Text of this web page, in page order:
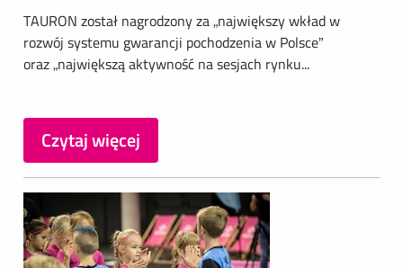
TAURON został nagrodzony za „największy wkład w
rozwój systemu gwarancji pochodzenia w Polsce”
oraz „największą aktywność na sesjach rynku...
Czytaj więcej